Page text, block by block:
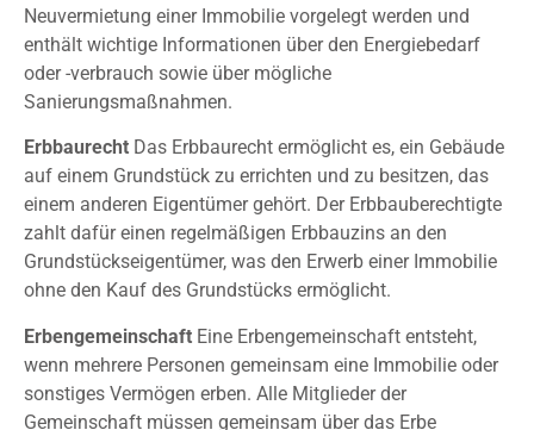
Neuvermietung einer Immobilie vorgelegt werden und
enthält wichtige Informationen über den Energiebedarf
oder -verbrauch sowie über mögliche
Sanierungsmaßnahmen.
Erbbaurecht Das Erbbaurecht ermöglicht es, ein Gebäude
auf einem Grundstück zu errichten und zu besitzen, das
einem anderen Eigentümer gehört. Der Erbbauberechtigte
zahlt dafür einen regelmäßigen Erbbauzins an den
Grundstückseigentümer, was den Erwerb einer Immobilie
ohne den Kauf des Grundstücks ermöglicht.
Erbengemeinschaft Eine Erbengemeinschaft entsteht,
wenn mehrere Personen gemeinsam eine Immobilie oder
sonstiges Vermögen erben. Alle Mitglieder der
Gemeinschaft müssen gemeinsam über das Erbe